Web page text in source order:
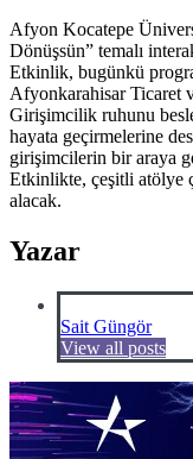
Afyon Kocatepe
Dönüşsün” temalı
Etkinlik, bugünkü
Afyonkarahisar Ticaret
Girişimcilik ruhunu
hayata geçirmelerine
girişimcilerin bir araya
Etkinlikte, çeşitli atölye
alacak.
Yazar
Sait Güngör
View all posts